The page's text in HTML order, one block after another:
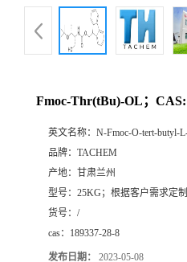
Fmoc-Thr(tBu)-OL；
英文名称： N-Fmoc-O-tert-butyl-
品牌： TACHEM
产地： 甘肃兰州
型号： 25KG；根据客户需求定制
货号： /
cas： 189337-28-8
发布日期： 2023-05-08